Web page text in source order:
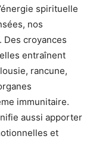
spirituelle
nos
Des croyances
entraînent
rancune,
immunitaire.
aussi apporter
et